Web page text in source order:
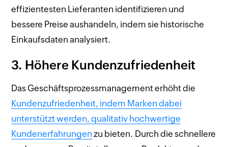
effizientesten Lieferanten identifizieren und
bessere Preise aushandeln, indem sie historische
Einkaufsdaten analysiert.
3. Höhere Kundenzufriedenheit
Das Geschäftsprozessmanagement erhöht die
Kundenzufriedenheit, indem Marken dabei
unterstützt werden, qualitativ hochwertige
Kundenerfahrungen zu bieten. Durch die schnellere